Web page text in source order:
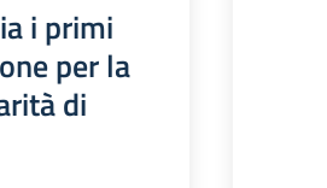
i primi
per la
di